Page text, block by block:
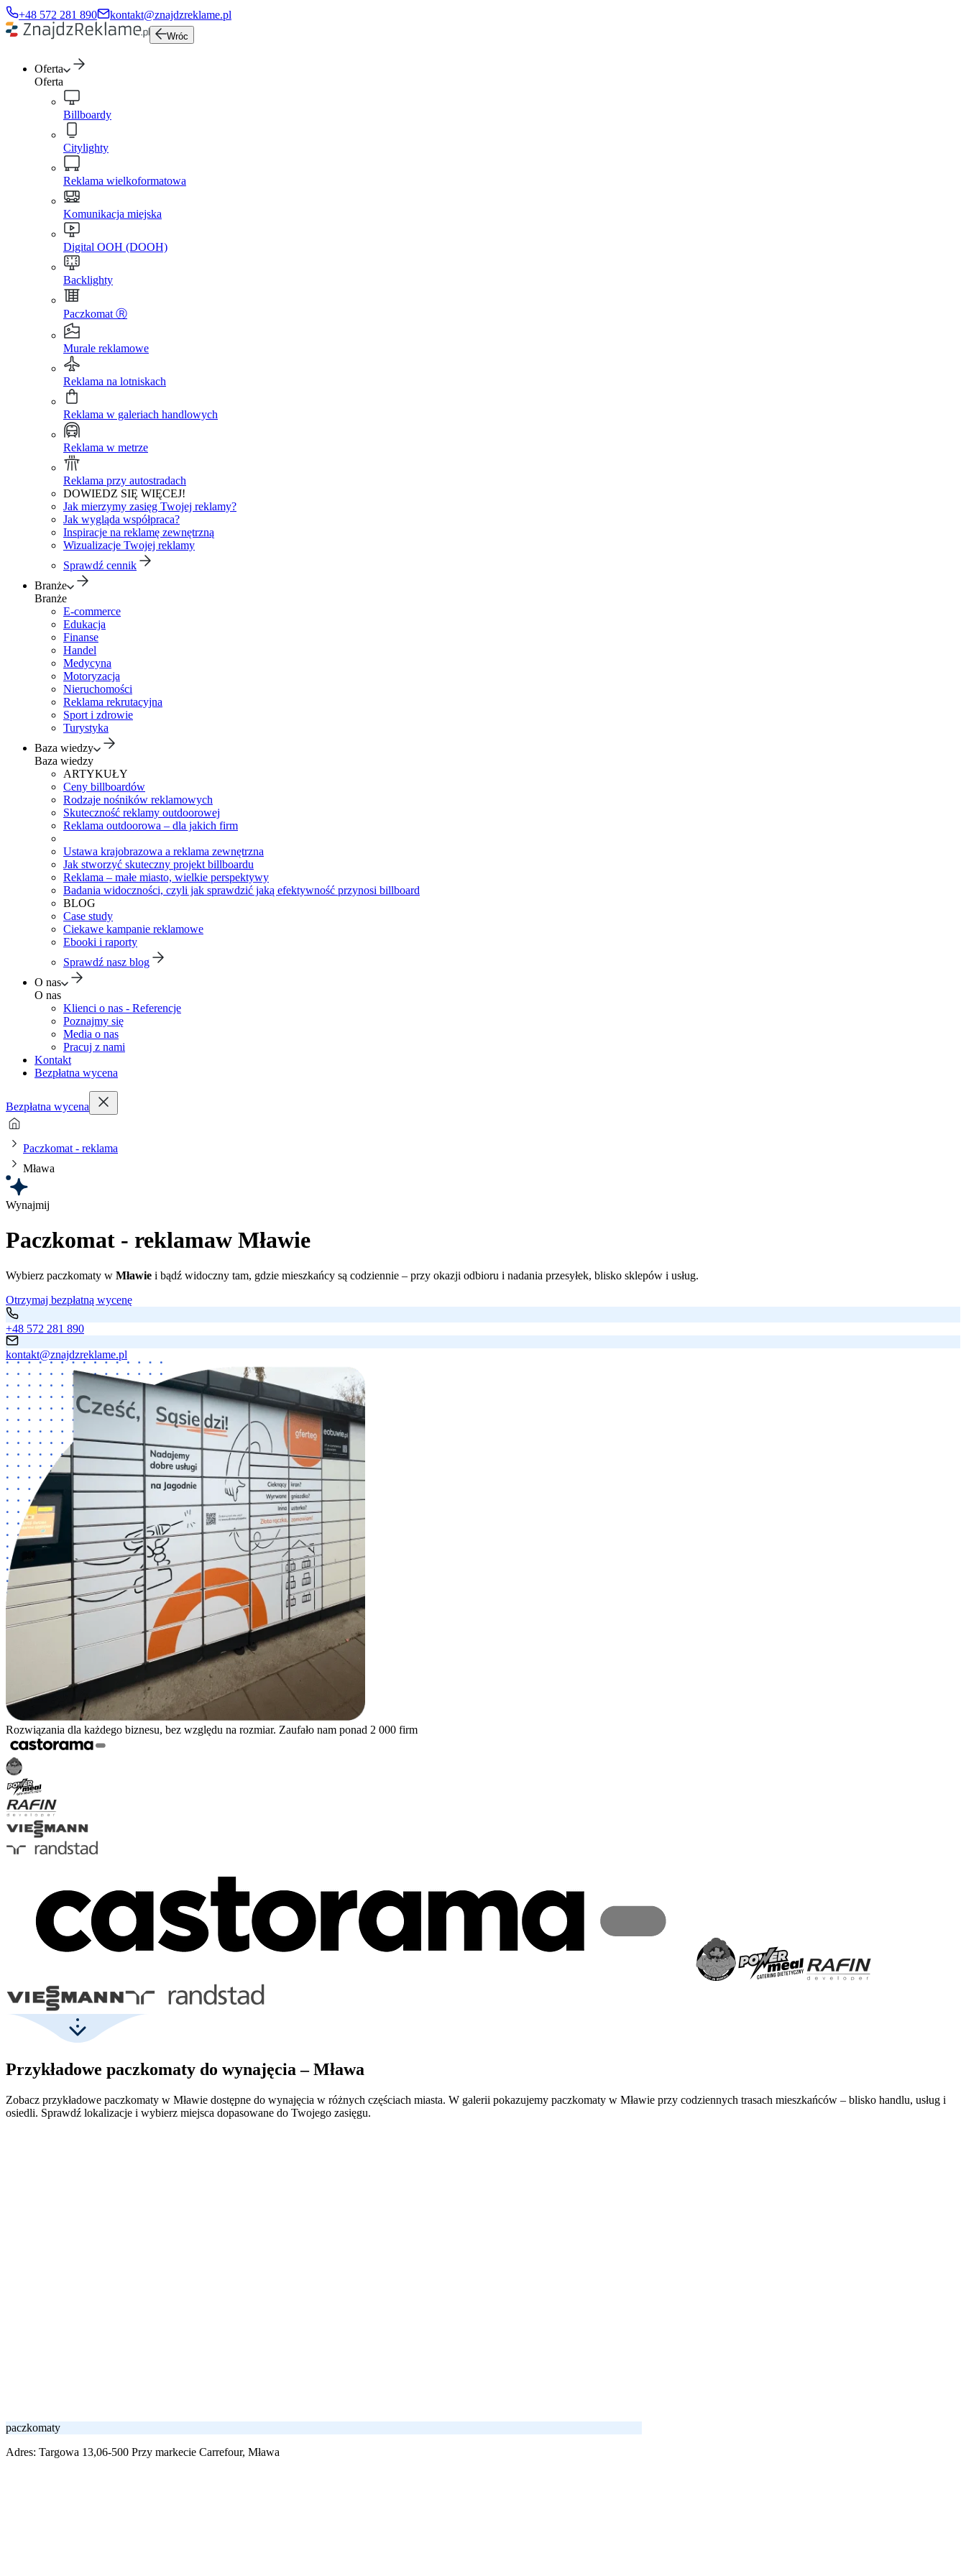
+48 572 281 890 kontakt@znajdzreklame.pl
Wróc
Oferta
Oferta
Billboardy
Citylighty
Reklama wielkoformatowa
Komunikacja miejska
Digital OOH (DOOH)
Backlighty
Paczkomat Ⓡ
Murale reklamowe
Reklama na lotniskach
Reklama w galeriach handlowych
Reklama w metrze
Reklama przy autostradach
DOWIEDZ SIĘ WIĘCEJ!
Jak mierzymy zasięg Twojej reklamy?
Jak wygląda współpraca?
Inspiracje na reklamę zewnętrzną
Wizualizacje Twojej reklamy
Sprawdź cennik
Branże
Branże
E-commerce
Edukacja
Finanse
Handel
Medycyna
Motoryzacja
Nieruchomości
Reklama rekrutacyjna
Sport i zdrowie
Turystyka
Baza wiedzy
Baza wiedzy
ARTYKUŁY
Ceny billboardów
Rodzaje nośników reklamowych
Skuteczność reklamy outdoorowej
Reklama outdoorowa – dla jakich firm
Ustawa krajobrazowa a reklama zewnętrzna
Jak stworzyć skuteczny projekt billboardu
Reklama – małe miasto, wielkie perspektywy
Badania widoczności, czyli jak sprawdzić jaką efektywność przynosi billboard
BLOG
Case study
Ciekawe kampanie reklamowe
Ebooki i raporty
Sprawdź nasz blog
O nas
O nas
Klienci o nas - Referencje
Poznajmy się
Media o nas
Pracuj z nami
Kontakt
Bezpłatna wycena
Bezpłatna wycena
Paczkomat - reklama
Mława
Wynajmij
Paczkomat - reklamaw Mławie
Wybierz paczkomaty w Mławie i bądź widoczny tam, gdzie mieszkańcy są codziennie – przy okazji odbioru i nadania przesyłek, blisko sklepów i usług.
Otrzymaj bezpłatną wycenę
+48 572 281 890
kontakt@znajdzreklame.pl
Rozwiązania dla każdego biznesu, bez względu na rozmiar. Zaufało nam ponad 2 000 firm
Przykładowe paczkomaty do wynajęcia – Mława
Zobacz przykładowe paczkomaty w Mławie dostępne do wynajęcia w różnych częściach miasta. W galerii pokazujemy paczkomaty w Mławie przy codziennych trasach mieszkańców – blisko handlu, usług i
osiedli. Sprawdź lokalizacje i wybierz miejsca dopasowane do Twojego zasięgu.
paczkomaty
Adres: Targowa 13,06-500 Przy markecie Carrefour, Mława